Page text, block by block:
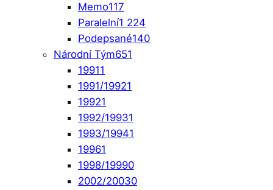
Memo117
Paralelní1 224
Podepsané140
Národní Tým651
19911
1991/19921
19921
1992/19931
1993/19941
19961
1998/19990
2002/20030